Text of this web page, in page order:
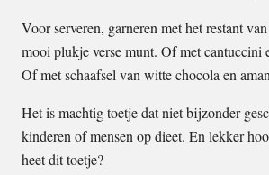
Voor serveren, garneren met het restant
mooi plukje verse munt. Of met cantuccini
Of met schaafsel van witte chocola en
Het is machtig toetje dat niet bijzonder
kinderen of mensen op dieet. En lekker
heet dit toetje?